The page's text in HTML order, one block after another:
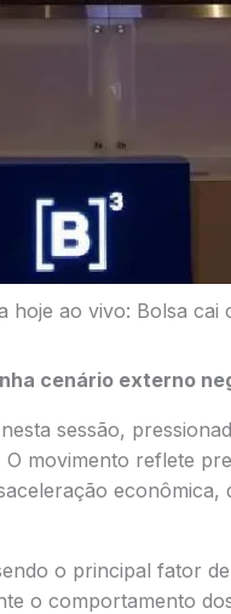
hoje ao vivo: Bolsa cai
cenário externo
sessão,
movimento reflete
econômica,
o principal fator
o comportamento